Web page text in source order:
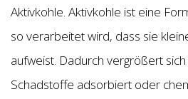
Aktivkohle. Aktivkohle ist eine
so verarbeitet wird, dass sie
aufweist. Dadurch vergrößert
Schadstoffe adsorbiert oder